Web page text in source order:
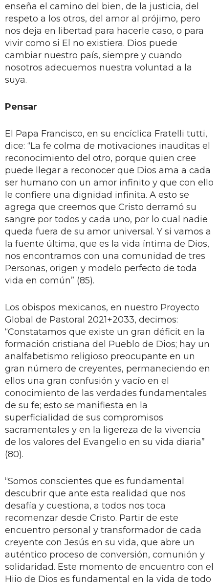
enseña el camino del bien, de la justicia, del
respeto a los otros, del amor al prójimo, pero
nos deja en libertad para hacerle caso, o para
vivir como si El no existiera. Dios puede
cambiar nuestro país, siempre y cuando
nosotros adecuemos nuestra voluntad a la
suya.
Pensar
El Papa Francisco, en su encíclica Fratelli tutti,
dice: “La fe colma de motivaciones inauditas el
reconocimiento del otro, porque quien cree
puede llegar a reconocer que Dios ama a cada
ser humano con un amor infinito y que con ello
le confiere una dignidad infinita. A esto se
agrega que creemos que Cristo derramó su
sangre por todos y cada uno, por lo cual nadie
queda fuera de su amor universal. Y si vamos a
la fuente última, que es la vida íntima de Dios,
nos encontramos con una comunidad de tres
Personas, origen y modelo perfecto de toda
vida en común” (85).
Los obispos mexicanos, en nuestro Proyecto
Global de Pastoral 2021+2033, decimos:
“Constatamos que existe un gran déficit en la
formación cristiana del Pueblo de Dios; hay un
analfabetismo religioso preocupante en un
gran número de creyentes, permaneciendo en
ellos una gran confusión y vacío en el
conocimiento de las verdades fundamentales
de su fe; esto se manifiesta en la
superficialidad de sus compromisos
sacramentales y en la ligereza de la vivencia
de los valores del Evangelio en su vida diaria”
(80).
“Somos conscientes que es fundamental
descubrir que ante esta realidad que nos
desafía y cuestiona, a todos nos toca
recomenzar desde Cristo. Partir de este
encuentro personal y transformador de cada
creyente con Jesús en su vida, que abre un
auténtico proceso de conversión, comunión y
solidaridad. Este momento de encuentro con el
Hijo de Dios es fundamental en la vida de todo